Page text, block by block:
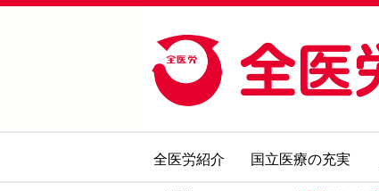
全医労紹介 国立医療の充実